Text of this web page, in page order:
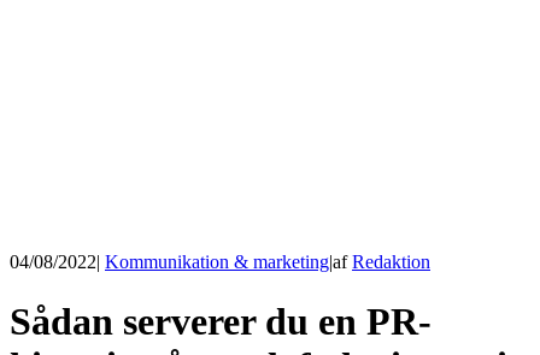
04/08/2022| Kommunikation & marketing|afRedaktion
Sådan serverer du en PR-